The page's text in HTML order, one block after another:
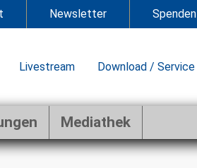
Newsletter Spenden
Livestream Download / Service
Mediathek